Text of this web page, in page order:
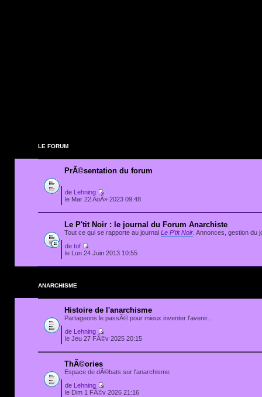
LE FORUM
PrÃ©sentation du forum
de
Lehning
le Mar 22 AoÃ» 2023 09:48
Le P'tit Noir : le journal du Forum Anarchiste
Tout ce qui se rapporte au journal Le P'tit Noir . Annonces, gestion du
de tof
le Lun 24 Juin 2013 10:55
ANARCHISME
Histoire de l'anarchisme
Partageons le passÃ© pour mieux inventer l'avenir...
de
Lehning
le Jeu 27 FÃ©v 2025 20:15
ThÃ©ories
Espace de dÃ©bats sur l'anarchisme
de
Lehning
le Dim 1 FÃ©v 2026 21:16